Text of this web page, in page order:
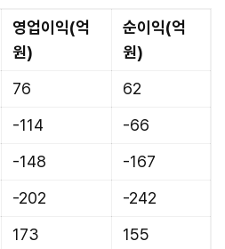
영업이익(억
원)
순이익(억
원)
76
62
-114
-66
-148
-167
-202
-242
173 155